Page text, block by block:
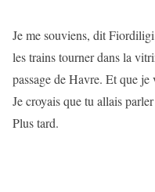
Je me souviens, dit
les trains tourner dans la
passage de Havre. Et que je
Je croyais que tu allais
Plus tard.